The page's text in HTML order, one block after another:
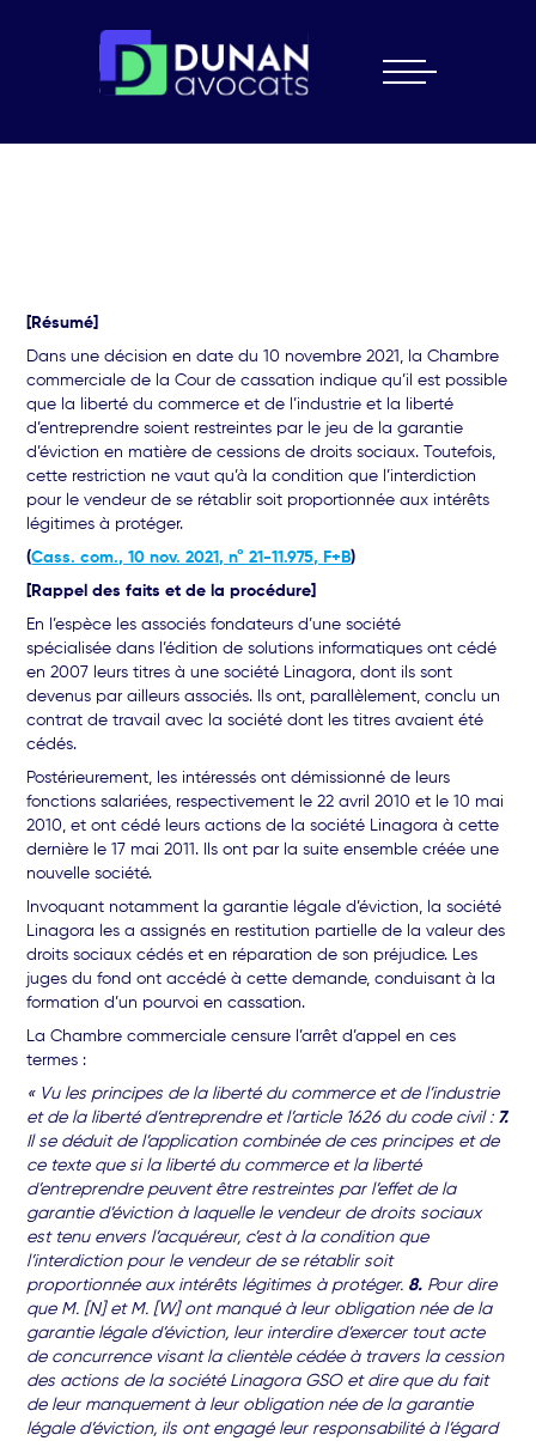
[Résumé]
Dans une décision en date du 10 novembre 2021, la Chambre
commerciale de la Cour de cassation indique qu’il est possible
que la liberté du commerce et de l’industrie et la liberté
d’entreprendre soient restreintes par le jeu de la garantie
d’éviction en matière de cessions de droits sociaux. Toutefois,
cette restriction ne vaut qu’à la condition que l’interdiction
pour le vendeur de se rétablir soit proportionnée aux intérêts
légitimes à protéger.
(Cass. com., 10 nov. 2021, n° 21-11.975, F+B)
[Rappel des faits et de la procédure]
En l’espèce les associés fondateurs d’une société
spécialisée dans l’édition de solutions informatiques ont cédé
en 2007 leurs titres à une société Linagora, dont ils sont
devenus par ailleurs associés. Ils ont, parallèlement, conclu un
contrat de travail avec la société dont les titres avaient été
cédés.
Postérieurement, les intéressés ont démissionné de leurs
fonctions salariées, respectivement le 22 avril 2010 et le 10 mai
2010, et ont cédé leurs actions de la société Linagora à cette
dernière le 17 mai 2011. Ils ont par la suite ensemble créée une
nouvelle société.
Invoquant notamment la garantie légale d’éviction, la société
Linagora les a assignés en restitution partielle de la valeur des
droits sociaux cédés et en réparation de son préjudice. Les
juges du fond ont accédé à cette demande, conduisant à la
formation d’un pourvoi en cassation.
La Chambre commerciale censure l’arrêt d’appel en ces
termes :
« Vu les principes de la liberté du commerce et de l’industrie
et de la liberté d’entreprendre et l’article 1626 du code civil : 7.
Il se déduit de l’application combinée de ces principes et de
ce texte que si la liberté du commerce et la liberté
d’entreprendre peuvent être restreintes par l’effet de la
garantie d’éviction à laquelle le vendeur de droits sociaux
est tenu envers l’acquéreur, c’est à la condition que
l’interdiction pour le vendeur de se rétablir soit
proportionnée aux intérêts légitimes à protéger. 8. Pour dire
que M. [N] et M. [W] ont manqué à leur obligation née de la
garantie légale d’éviction, leur interdire d’exercer tout acte
de concurrence visant la clientèle cédée à travers la cession
des actions de la société Linagora GSO et dire que du fait
de leur manquement à leur obligation née de la garantie
légale d’éviction, ils ont engagé leur responsabilité à l’égard